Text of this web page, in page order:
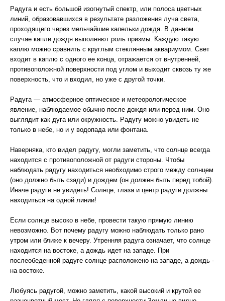
Радуга и есть большой изогнутый спектр, или полоса цветных
линий, образовавшихся в результате разложения луча света,
проходящего через мельчайшие капельки дождя. В данном
случае капли дождя выполняют роль призмы. Каждую такую
каплю можно сравнить с круглым стеклянным аквариумом. Свет
входит в каплю с одного ее конца, отражается от внутренней,
противоположной поверхности под углом и выходит сквозь ту же
поверхность, что и входил, но уже с другой точки.
Радуга — атмосферное оптическое и метеорологическое
явление, наблюдаемое обычно после дождя или перед ним. Оно
выглядит как дуга или окружность. Радугу можно увидеть не
только в небе, но и у водопада или фонтана.
Наверняка, кто видел радугу, могли заметить, что солнце всегда
находится с противоположной от радуги стороны. Чтобы
наблюдать радугу находиться необходимо строго между солнцем
(оно должно быть сзади) и дождем (он должен быть перед тобой).
Иначе радуги не увидеть! Солнце, глаза и центр радуги должны
находиться на одной линии!
Если солнце высоко в небе, провести такую прямую линию
невозможно. Вот почему радугу можно наблюдать только рано
утром или ближе к вечеру. Утренняя радуга означает, что солнце
находится на востоке, а дождь идет на западе. При
послеобеденной радуге солнце расположено на западе, а дождь -
на востоке.
Любуясь радугой, можно заметить, какой высокий и крутой ее